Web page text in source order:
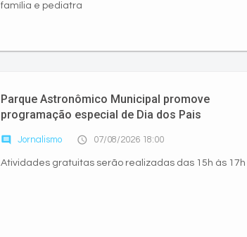
família e pediatra
Parque Astronômico Municipal promove
programação especial de Dia dos Pais
comment Jornalismo access_time 07/08/2026 18:00
Atividades gratuitas serão realizadas das 15h às 17h